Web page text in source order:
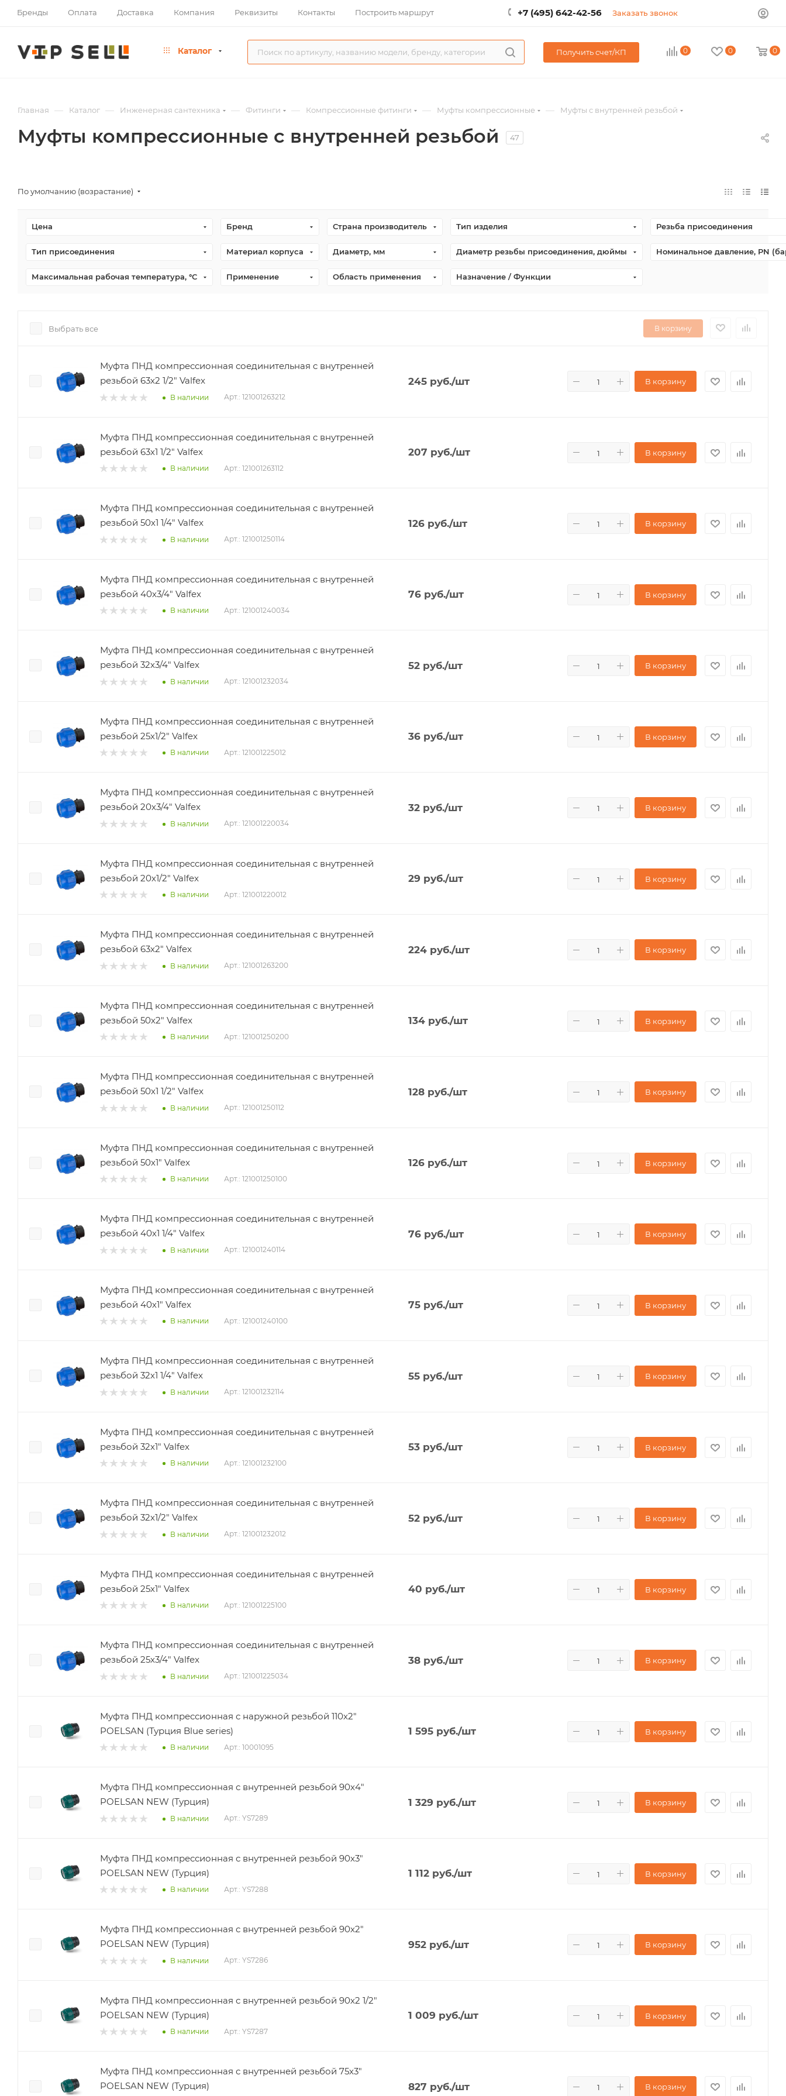
Бренды Оплата Доставка Компания Реквизиты Контакты Построить маршрут +7 (495) 642-42-56 Заказать звонок
Каталог Получить счет/КП 0 0 0
Главная — Каталог — Инженерная сантехника — Фитинги — Компрессионные фитинги — Муфты компрессионные — Муфты с внутренней резьбой
Муфты компрессионные с внутренней резьбой 47
По умолчанию (возрастание)
Цена Бренд Страна производитель Тип изделия Резьба присоединения
Тип присоединения Материал корпуса Диаметр, мм Диаметр резьбы присоединения, дюймы Номинальное давление, PN
Максимальная рабочая температура, °С Применение Область применения Назначение / Функции
Выбрать все В корзину
Муфта ПНД компрессионная соединительная c внутренней
резьбой 63х2 1/2" Valfex
В наличии Арт.: 121001263212
245 руб./шт В корзину
Муфта ПНД компрессионная соединительная c внутренней
резьбой 63х1 1/2" Valfex
В наличии Арт.: 121001263112
207 руб./шт В корзину
Муфта ПНД компрессионная соединительная c внутренней
резьбой 50х1 1/4" Valfex
В наличии Арт.: 121001250114
126 руб./шт В корзину
Муфта ПНД компрессионная соединительная c внутренней
резьбой 40х3/4" Valfex
В наличии Арт.: 121001240034
76 руб./шт В корзину
Муфта ПНД компрессионная соединительная c внутренней
резьбой 32х3/4" Valfex
В наличии Арт.: 121001232034
52 руб./шт В корзину
Муфта ПНД компрессионная соединительная c внутренней
резьбой 25х1/2" Valfex
В наличии Арт.: 121001225012
36 руб./шт В корзину
Муфта ПНД компрессионная соединительная c внутренней
резьбой 20х3/4" Valfex
В наличии Арт.: 121001220034
32 руб./шт В корзину
Муфта ПНД компрессионная соединительная c внутренней
резьбой 20х1/2" Valfex
В наличии Арт.: 121001220012
29 руб./шт В корзину
Муфта ПНД компрессионная соединительная c внутренней
резьбой 63х2" Valfex
В наличии Арт.: 121001263200
224 руб./шт В корзину
Муфта ПНД компрессионная соединительная c внутренней
резьбой 50х2" Valfex
В наличии Арт.: 121001250200
134 руб./шт В корзину
Муфта ПНД компрессионная соединительная c внутренней
резьбой 50х1 1/2" Valfex
В наличии Арт.: 121001250112
128 руб./шт В корзину
Муфта ПНД компрессионная соединительная c внутренней
резьбой 50х1" Valfex
В наличии Арт.: 121001250100
126 руб./шт В корзину
Муфта ПНД компрессионная соединительная c внутренней
резьбой 40х1 1/4" Valfex
В наличии Арт.: 121001240114
76 руб./шт В корзину
Муфта ПНД компрессионная соединительная c внутренней
резьбой 40х1" Valfex
В наличии Арт.: 121001240100
75 руб./шт В корзину
Муфта ПНД компрессионная соединительная c внутренней
резьбой 32х1 1/4" Valfex
В наличии Арт.: 121001232114
55 руб./шт В корзину
Муфта ПНД компрессионная соединительная c внутренней
резьбой 32х1" Valfex
В наличии Арт.: 121001232100
53 руб./шт В корзину
Муфта ПНД компрессионная соединительная c внутренней
резьбой 32х1/2" Valfex
В наличии Арт.: 121001232012
52 руб./шт В корзину
Муфта ПНД компрессионная соединительная c внутренней
резьбой 25х1" Valfex
В наличии Арт.: 121001225100
40 руб./шт В корзину
Муфта ПНД компрессионная соединительная c внутренней
резьбой 25х3/4" Valfex
В наличии Арт.: 121001225034
38 руб./шт В корзину
Муфта ПНД компрессионная с наружной резьбой 110х2"
POELSAN (Турция Blue series)
В наличии Арт.: 10001095
1 595 руб./шт В корзину
Муфта ПНД компрессионная с внутренней резьбой 90х4"
POELSAN NEW (Турция)
В наличии Арт.: YS7289
1 329 руб./шт В корзину
Муфта ПНД компрессионная с внутренней резьбой 90х3"
POELSAN NEW (Турция)
В наличии Арт.: YS7288
1 112 руб./шт В корзину
Муфта ПНД компрессионная с внутренней резьбой 90х2"
POELSAN NEW (Турция)
В наличии Арт.: YS7286
952 руб./шт В корзину
Муфта ПНД компрессионная с внутренней резьбой 90х2 1/2"
POELSAN NEW (Турция)
В наличии Арт.: YS7287
1 009 руб./шт В корзину
Муфта ПНД компрессионная с внутренней резьбой 75х3"
POELSAN NEW (Турция)
827 руб./шт В корзину